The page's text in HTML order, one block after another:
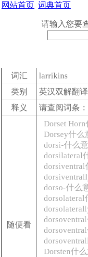
网站首页 词典首页
请输入您要
词汇
larrikins
类别
英汉双解翻
释义
请查阅词条
随便看
Dorset
Dorsey什么
dorsi-什么
dorsilateral
dorsiventral
dorso-什么
dorsolateral
Dorsten什